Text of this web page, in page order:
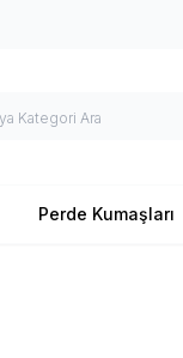
Perde Kumaşları